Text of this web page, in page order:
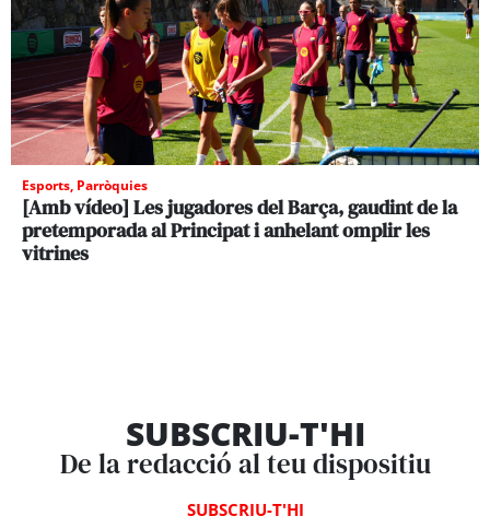
Esports, Parròquies
[Amb vídeo] Les jugadores del Barça, gaudint de la
pretemporada al Principat i anhelant omplir les
vitrines
SUBSCRIU-T'HI
De la redacció al teu dispositiu
SUBSCRIU-T'HI